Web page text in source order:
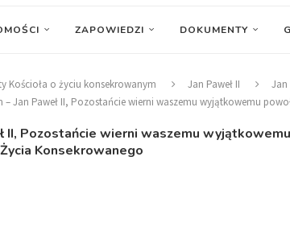
ZAPOWIEDZI DOKUMENTY
Kościoła o życiu konsekrowanym Jan Paweł II Jan
– Jan Paweł II, Pozostańcie wierni waszemu wyjątkowemu
II, Pozostańcie wierni waszemu
Konsekrowanego